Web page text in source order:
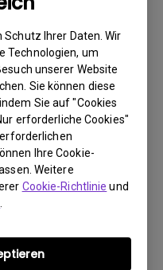
Ihrer Daten. Wir
Technologien, um
unserer Website
Sie können diese
Sie auf "Cookies
erforderliche Cookies"
Ihre Cookie-
Weitere
Cookie-Richtlinie und
Videos mit schnellen
Der
erkennt automatisch
passt die Helligkeit
nahtlosen Zugang zu
Disney+ und YouTube.
von Apple
das Übertragen von
einfach, um
können.